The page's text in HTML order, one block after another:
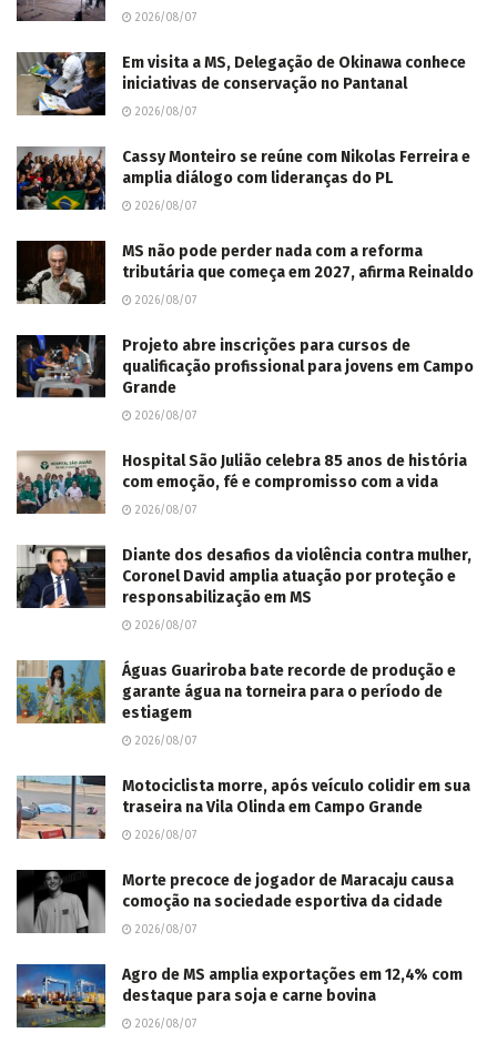
2026/08/07
Em visita a MS, Delegação de Okinawa conhece
iniciativas de conservação no Pantanal
2026/08/07
Cassy Monteiro se reúne com Nikolas Ferreira e
amplia diálogo com lideranças do PL
2026/08/07
MS não pode perder nada com a reforma
tributária que começa em 2027, afirma Reinaldo
2026/08/07
Projeto abre inscrições para cursos de
qualificação profissional para jovens em Campo
Grande
2026/08/07
Hospital São Julião celebra 85 anos de história
com emoção, fé e compromisso com a vida
2026/08/07
Diante dos desafios da violência contra mulher,
Coronel David amplia atuação por proteção e
responsabilização em MS
2026/08/07
Águas Guariroba bate recorde de produção e
garante água na torneira para o período de
estiagem
2026/08/07
Motociclista morre, após veículo colidir em sua
traseira na Vila Olinda em Campo Grande
2026/08/07
Morte precoce de jogador de Maracaju causa
comoção na sociedade esportiva da cidade
2026/08/07
Agro de MS amplia exportações em 12,4% com
destaque para soja e carne bovina
2026/08/07